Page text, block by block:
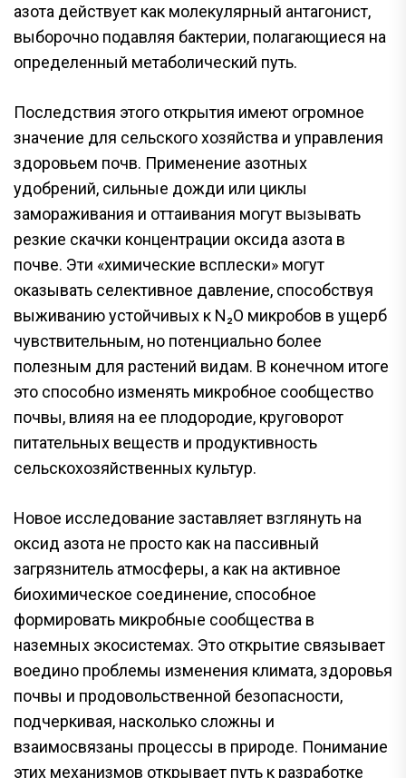
азота действует как молекулярный антагонист,
выборочно подавляя бактерии, полагающиеся на
определенный метаболический путь.
Последствия этого открытия имеют огромное
значение для сельского хозяйства и управления
здоровьем почв. Применение азотных
удобрений, сильные дожди или циклы
замораживания и оттаивания могут вызывать
резкие скачки концентрации оксида азота в
почве. Эти «химические всплески» могут
оказывать селективное давление, способствуя
выживанию устойчивых к N₂O микробов в ущерб
чувствительным, но потенциально более
полезным для растений видам. В конечном итоге
это способно изменять микробное сообщество
почвы, влияя на ее плодородие, круговорот
питательных веществ и продуктивность
сельскохозяйственных культур.
Новое исследование заставляет взглянуть на
оксид азота не просто как на пассивный
загрязнитель атмосферы, а как на активное
биохимическое соединение, способное
формировать микробные сообщества в
наземных экосистемах. Это открытие связывает
воедино проблемы изменения климата, здоровья
почвы и продовольственной безопасности,
подчеркивая, насколько сложны и
взаимосвязаны процессы в природе. Понимание
этих механизмов открывает путь к разработке